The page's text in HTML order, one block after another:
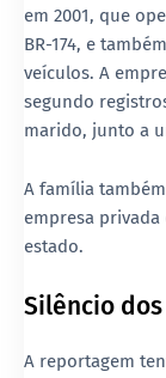
em 2001, que
BR-174, e
veículos. A
segundo
marido, junto a
A família
empresa
estado.
Silêncio
A reportagem